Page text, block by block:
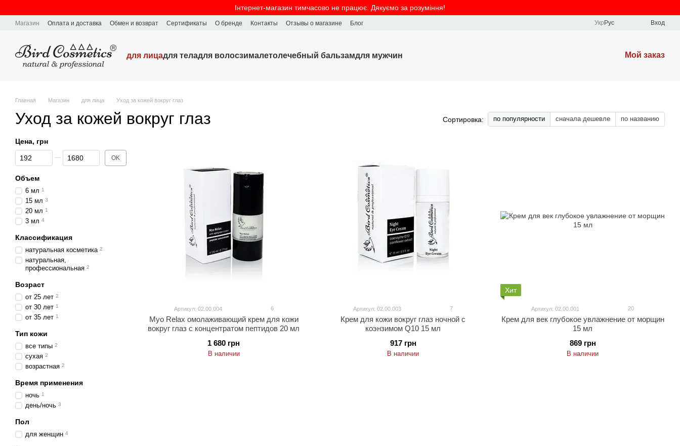
Інтернет-магазин тимчасово не працює. Дякуємо за розуміння!
Магазин Оплата и доставка Обмен и возврат Сертификаты О бренде Контакты Отзывы о магазине Блог Укр Рус Вход
для лицадля теладля волосзималетолечебный бальзамдля мужчин Мой заказ
Главная Магазин для лица Уход за кожей вокруг глаз
Уход за кожей вокруг глаз Сортировка: по популярности сначала дешевле по названию
Артикул: 02.00.004 6
Myo Relax омолаживающий крем для кожи
вокруг глаз с концентратом пептидов 20 мл
1 680 грн
В наличии
Артикул: 02.00.003 7
Крем для кожи вокруг глаз ночной с
коэнзимом Q10 15 мл
917 грн
В наличии
Хит
Артикул: 02.00.001 20
Крем для век глубокое увлажнение от морщин
15 мл
869 грн
В наличии
Цена, грн
От Цена, грн
До Цена, грн OK
Объем
6 мл 1
15 мл 3
20 мл 1
3 мл 4
Классификация
натуральная косметика 2
натуральная,
профессиональная 2
Возраст
от 25 лет 2
от 30 лет 1
от 35 лет 1
Тип кожи
все типы 2
сухая 2
возрастная 2
Время применения
ночь 1
день/ночь 3
Пол
для женщин 4